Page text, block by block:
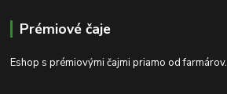
Prémiové čaje
Eshop s prémiovými čajmi priamo od farmárov.